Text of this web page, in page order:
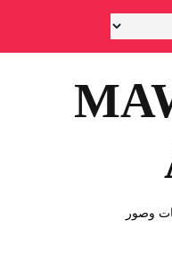
وصور